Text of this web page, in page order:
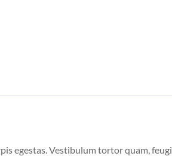
egestas. Vestibulum tortor quam,